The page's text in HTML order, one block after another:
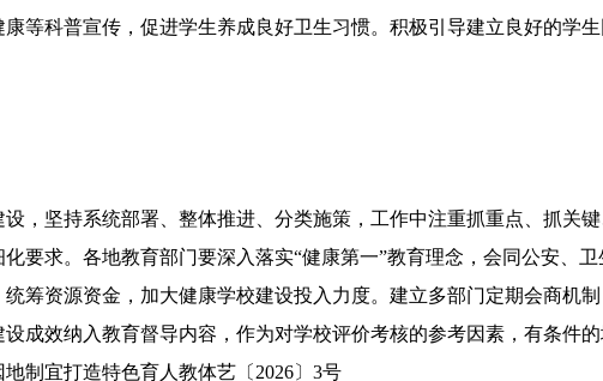
等科普宣传，促进学生养成良好卫生习惯。积极引导建立良好的学
坚持系统部署、整体推进、分类施策，工作中注重抓重点、抓关
要求。各地教育部门要深入落实“健康第一”教育理念，会同公安、
筹资源资金，加大健康学校建设投入力度。建立多部门定期会商机
成效纳入教育督导内容，作为对学校评价考核的参考因素，有条件
制宜打造特色育人 教体艺〔2026〕3号